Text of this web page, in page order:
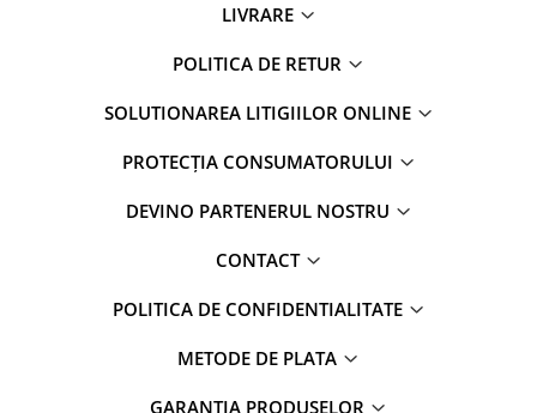
LIVRARE
POLITICA DE RETUR
SOLUTIONAREA LITIGIILOR ONLINE
PROTECȚIA CONSUMATORULUI
DEVINO PARTENERUL NOSTRU
CONTACT
POLITICA DE CONFIDENTIALITATE
METODE DE PLATA
GARANTIA PRODUSELOR